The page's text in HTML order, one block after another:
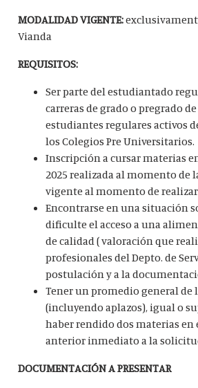
MODALIDAD VIGENTE:
Vianda
REQUISITOS:
Ser parte del estudiantado
carreras de grado o pregrado de
estudiantes regulares activos
los Colegios Pre Universitarios.
Inscripción a cursar materias
2025 realizada al momento de
vigente al momento de
Encontrarse en una situación
dificulte el acceso a una
de calidad ( valoración que
profesionales del Depto. de
postulación y a la
Tener un promedio general de
(incluyendo aplazos), igual o
haber rendido dos materias en
anterior inmediato a la
DOCUMENTACIÓN A PRESENTAR